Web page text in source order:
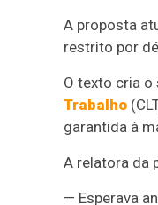
A proposta
restrito por
O texto cria
Trabalho
garantida à
A relatora da
— Esperava